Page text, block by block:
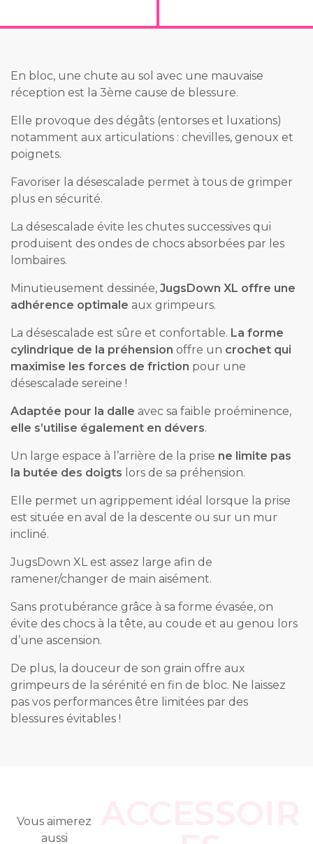
En bloc, une chute au sol avec une mauvaise
réception est la 3ème cause de blessure.
Elle provoque des dégâts (entorses et luxations)
notamment aux articulations : chevilles, genoux et
poignets.
Favoriser la désescalade permet à tous de grimper
plus en sécurité.
La désescalade évite les chutes successives qui
produisent des ondes de chocs absorbées par les
lombaires.
Minutieusement dessinée, JugsDown XL offre une
adhérence optimale aux grimpeurs.
La désescalade est sûre et confortable. La forme
cylindrique de la préhension offre un crochet qui
maximise les forces de friction pour une
désescalade sereine !
Adaptée pour la dalle avec sa faible proéminence,
elle s’utilise également en dévers.
Un large espace à l’arrière de la prise ne limite pas
la butée des doigts lors de sa préhension.
Elle permet un agrippement idéal lorsque la prise
est située en aval de la descente ou sur un mur
incliné.
JugsDown XL est assez large afin de
ramener/changer de main aisément.
Sans protubérance grâce à sa forme évasée, on
évite des chocs à la tête, au coude et au genou lors
d’une ascension.
De plus, la douceur de son grain offre aux
grimpeurs de la sérénité en fin de bloc. Ne laissez
pas vos performances être limitées par des
blessures évitables !
Vous aimerez
aussi